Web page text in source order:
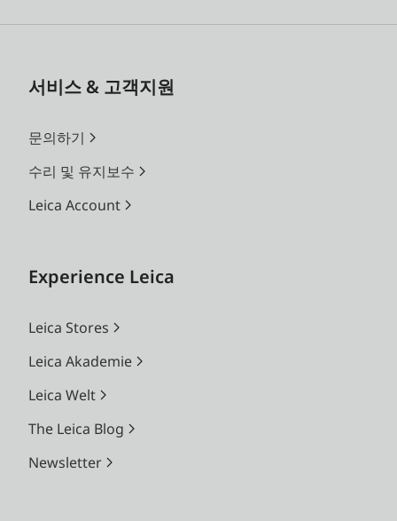
서비스 & 고객지원
문의하기
수리 및 유지보수
Leica Account
Experience Leica
Leica Stores
Leica Akademie
Leica Welt
The Leica Blog
Newsletter